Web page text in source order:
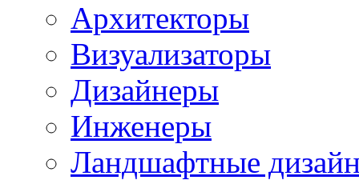
Архитекторы
Визуализаторы
Дизайнеры
Инженеры
Ландшафтные